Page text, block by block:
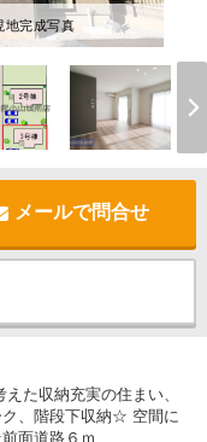
完成写真
メールで問合せ
た収納充実の住まい、
、階段下収納☆ 空間に
面道路６ｍ